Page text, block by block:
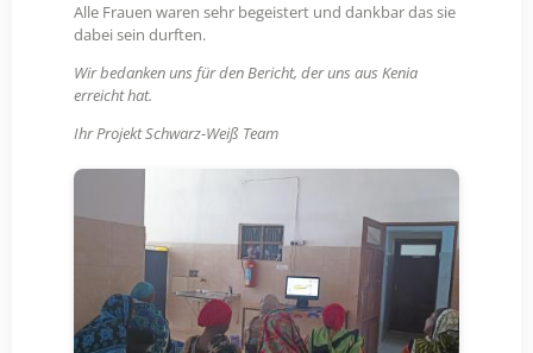
Alle Frauen waren sehr begeistert und dankbar das sie
dabei sein durften.
Wir bedanken uns für den Bericht, der uns aus Kenia
erreicht hat.
Ihr Projekt Schwarz-Weiß Team